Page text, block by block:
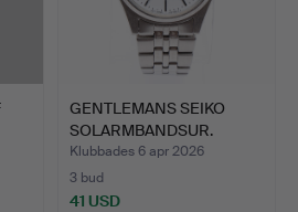
GENTLEMANS SEIKO
SOLARMBANDSUR.
Klubbades 6 apr 2026
3 bud
41 USD